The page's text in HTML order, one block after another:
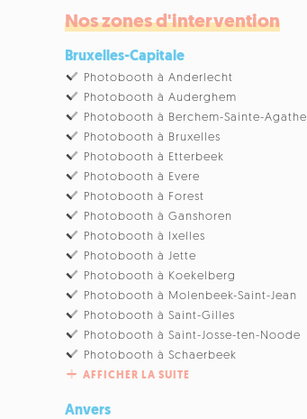
Nos zones d'intervention
Bruxelles-Capitale
Photobooth à Anderlecht
Photobooth à Auderghem
Photobooth à Berchem-Sainte-Agathe
Photobooth à Bruxelles
Photobooth à Etterbeek
Photobooth à Evere
Photobooth à Forest
Photobooth à Ganshoren
Photobooth à Ixelles
Photobooth à Jette
Photobooth à Koekelberg
Photobooth à Molenbeek-Saint-Jean
Photobooth à Saint-Gilles
Photobooth à Saint-Josse-ten-Noode
Photobooth à Schaerbeek
AFFICHER LA SUITE
Anvers